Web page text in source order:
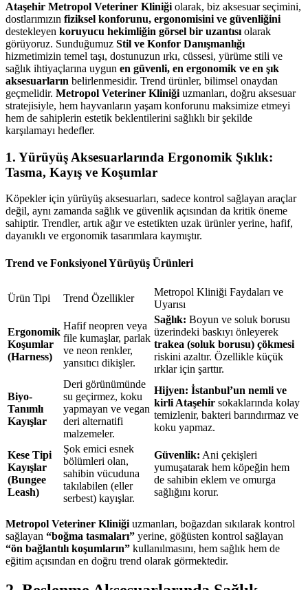
Ataşehir Metropol Veteriner Kliniği olarak, biz aksesuar seçimini,
dostlarımızın fiziksel konforunu, ergonomisini ve güvenliğini
destekleyen koruyucu hekimliğin görsel bir uzantısı olarak
görüyoruz. Sunduğumuz Stil ve Konfor Danışmanlığı
hizmetimizin temel taşı, dostunuzun ırkı, cüssesi, yürüme stili ve
sağlık ihtiyaçlarına uygun en güvenli, en ergonomik ve en şık
aksesuarların belirlenmesidir. Trend ürünler, bilimsel onaydan
geçmelidir. Metropol Veteriner Kliniği uzmanları, doğru aksesuar
stratejisiyle, hem hayvanların yaşam konforunu maksimize etmeyi
hem de sahiplerin estetik beklentilerini sağlıklı bir şekilde
karşılamayı hedefler.
1. Yürüyüş Aksesuarlarında Ergonomik Şıklık:
Tasma, Kayış ve Koşumlar
Köpekler için yürüyüş aksesuarları, sadece kontrol sağlayan araçlar
değil, aynı zamanda sağlık ve güvenlik açısından da kritik öneme
sahiptir. Trendler, artık ağır ve estetikten uzak ürünler yerine, hafif,
dayanıklı ve ergonomik tasarımlara kaymıştır.
Trend ve Fonksiyonel Yürüyüş Ürünleri
Ürün Tipi Trend Özellikler
Metropol Kliniği Faydaları ve
Uyarısı
Ergonomik
Koşumlar
(Harness)
Hafif neopren veya
file kumaşlar, parlak
ve neon renkler,
yansıtıcı dikişler.
Sağlık: Boyun ve soluk borusu
üzerindeki baskıyı önleyerek
trakea (soluk borusu) çökmesi
riskini azaltır. Özellikle küçük
ırklar için şarttır.
Biyo-
Tanımlı
Kayışlar
Deri görünümünde
su geçirmez, koku
yapmayan ve vegan
deri alternatifi
malzemeler.
Hijyen: İstanbul’un nemli ve
kirli Ataşehir sokaklarında kolay
temizlenir, bakteri barındırmaz ve
koku yapmaz.
Kese Tipi
Kayışlar
(Bungee
Leash)
Şok emici esnek
bölümleri olan,
sahibin vücuduna
takılabilen (eller
serbest) kayışlar.
Güvenlik: Ani çekişleri
yumuşatarak hem köpeğin hem
de sahibin eklem ve omurga
sağlığını korur.
Metropol Veteriner Kliniği uzmanları, boğazdan sıkılarak kontrol
sağlayan “boğma tasmaları” yerine, göğüsten kontrol sağlayan
“ön bağlantılı koşumların” kullanılmasını, hem sağlık hem de
eğitim açısından en doğru trend olarak görmektedir.